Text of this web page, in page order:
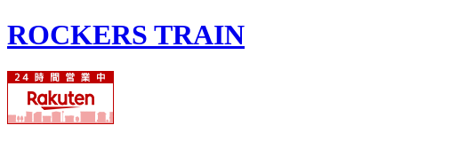
ROCKERS TRAIN